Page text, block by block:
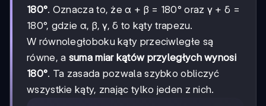
180°. Oznacza to, że α + β = 180° oraz γ + δ =
180°, gdzie α, β, γ, δ to kąty trapezu.
W równoległoboku kąty przeciwległe są
równe, a suma miar kątów przyległych wynosi
180°. Ta zasada pozwala szybko obliczyć
wszystkie kąty, znając tylko jeden z nich.